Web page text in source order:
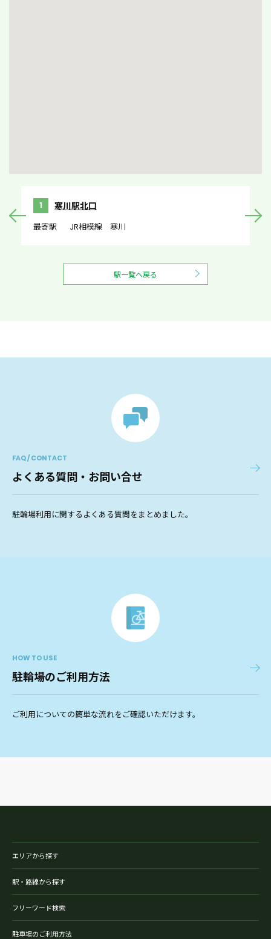
1 寒川駅北口
最寄駅 JR相模線 寒川
駅一覧へ戻る
FAQ / CONTACT
よくある質問・お問い合せ
駐輪場利用に関するよくある質問をまとめました。
HOW TO USE
駐輪場のご利用方法
ご利用についての簡単な流れをご確認いただけます。
エリアから探す
駅・路線から探す
フリーワード検索
駐車場のご利用方法